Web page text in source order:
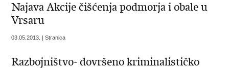
Najava Akcije čišćenja podmorja i obale u
Vrsaru
03.05.2013. | Stranica
Razbojništvo- dovršeno kriminalističko